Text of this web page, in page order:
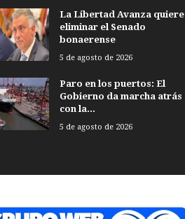
La Libertad Avanza quiere
eliminar el Senado
bonaerense
5 de agosto de 2026
Paro en los puertos: El
Gobierno da marcha atrás
con la...
5 de agosto de 2026